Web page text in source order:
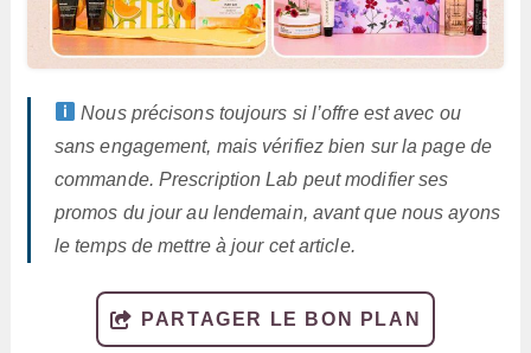
Nous précisons toujours si l’offre est avec ou
sans engagement, mais vérifiez bien sur la page de
commande. Prescription Lab peut modifier ses
promos du jour au lendemain, avant que nous ayons
le temps de mettre à jour cet article.
PARTAGER LE BON PLAN